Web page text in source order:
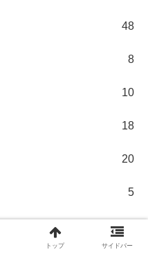
48
8
10
18
20
5
43
トップ サイドバー